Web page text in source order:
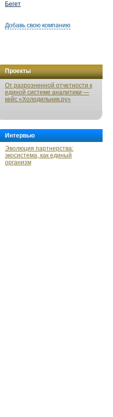
Бегет
Добавь свою компанию
Проекты
От разрозненной отчетности к
единой системе аналитики —
кейс «Холодильник.ру»
Интервью
Эволюция партнерства:
экосистема, как единый
организм